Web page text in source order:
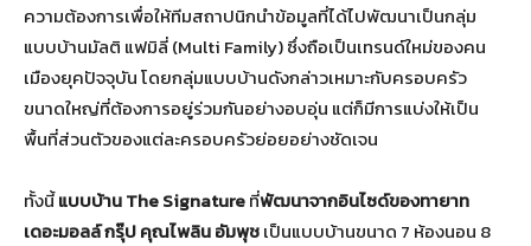
ความต้องการเพื่อให้ทีมสถาปนิกนำข้อมูลที่ได้ไปพัฒนาเป็นกลุ่ม
แบบบ้านมัลติ แฟมิลี่ (Multi Family) ซึ่งถือเป็นเทรนด์ใหม่ของคน
เมืองยุคปัจจุบัน โดยกลุ่มแบบบ้านดังกล่าวเหมาะกับครอบครัว
ขนาดใหญ่ที่ต้องการอยู่ร่วมกันอย่างอบอุ่น แต่ก็มีการแบ่งให้เป็น
พื้นที่ส่วนตัวของแต่ละครอบครัวย่อยอย่างชัดเจน
ทั้งนี้แบบบ้าน The Signatureที่พัฒนาจากอินไซด์ของทายาท
เดอะมอลล์ กรุ๊ป คุณไพลิน อัมพุชเป็นแบบบ้านขนาด 7 ห้องนอน 8